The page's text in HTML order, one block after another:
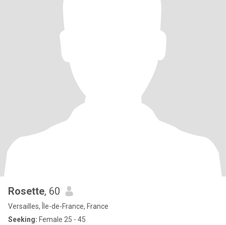
Rosette, 60
Versailles, Île-de-France, France
Seeking: Female 25 - 45